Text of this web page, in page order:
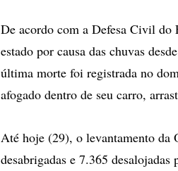
De acordo com a Defesa Civil do
estado por causa das chuvas
última morte foi registrada no
afogado dentro de seu carro,
Até hoje (29), o levantamento da
desabrigadas e 7.365